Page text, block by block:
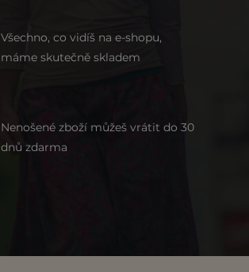
Všechno, co vidíš na e-shopu,
máme skutečně skladem
Nenošené zboží můžeš vrátit do 30
dnů zdarma